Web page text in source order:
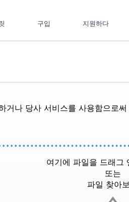
구입 지원하다
거나 당사 서비스를 사용함으로
여기에 파일을 드래그
또는
파일 찾아